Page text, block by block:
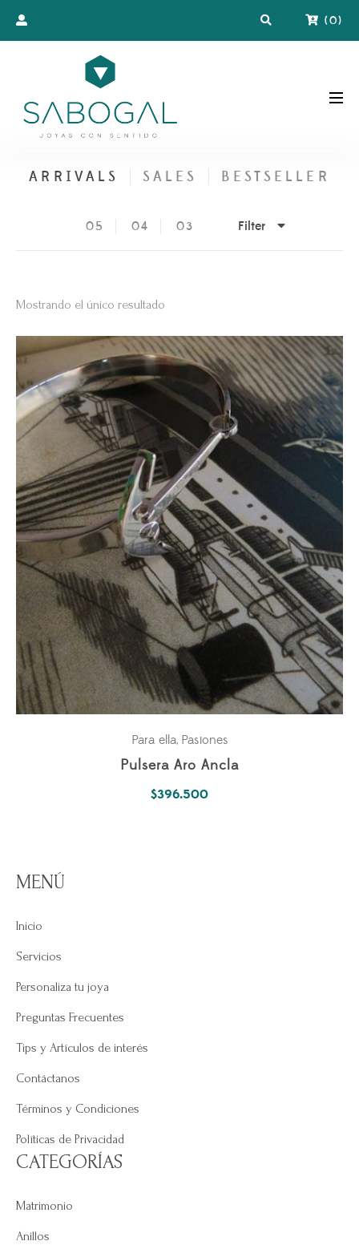
(0)
ARRIVALS SALES BESTSELLER
05 04 03 Filter
Mostrando el único resultado
Para ella, Pasiones
Pulsera Aro Ancla
$396.500
MENÚ
Inicio
Servicios
Personaliza tu joya
Preguntas Frecuentes
Tips y Artículos de interés
Contáctanos
Términos y Condiciones
Políticas de Privacidad
CATEGORÍAS
Matrimonio
Anillos